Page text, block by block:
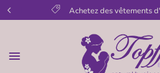
Achetez des vêtements